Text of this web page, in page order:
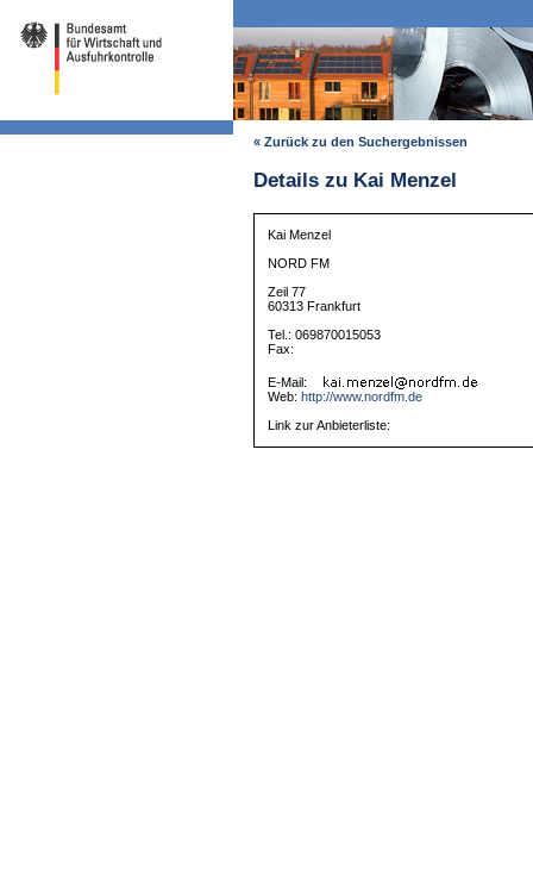
« Zurück zu den Suchergebnissen
Details zu Kai Menzel
Kai Menzel
NORD FM
Zeil 77
60313 Frankfurt
Tel.: 069870015053
Fax:
E-Mail:
Web: http://www.nordfm.de
Link zur Anbieterliste: